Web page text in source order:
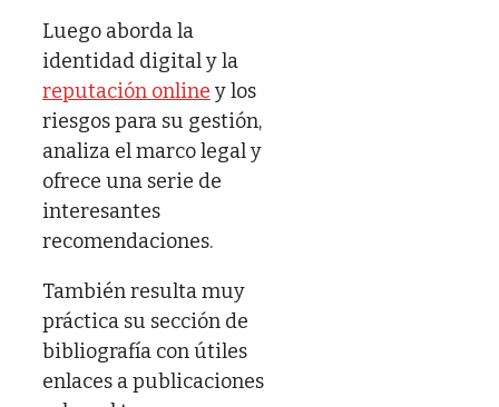
Luego aborda la
identidad digital y la
reputación online y los
riesgos para su gestión,
analiza el marco legal y
ofrece una serie de
interesantes
recomendaciones.
También resulta muy
práctica su sección de
bibliografía con útiles
enlaces a publicaciones